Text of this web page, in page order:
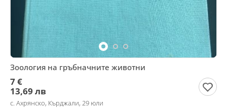
Зоология на гръбначните животни
7 €
13,69 лв
с. Ахрянско, Кърджали, 29 юли